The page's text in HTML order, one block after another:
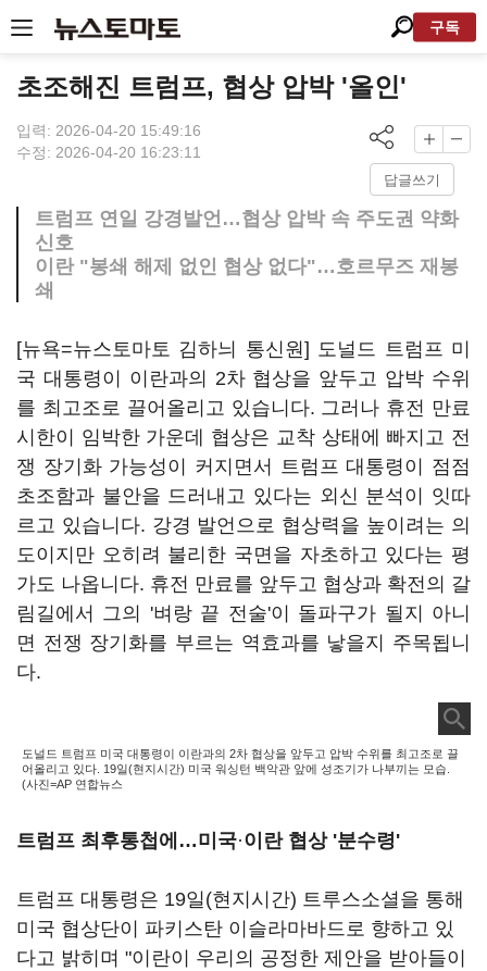
구독
초조해진 트럼프, 협상 압박 '올인'
입력: 2026-04-20 15:49:16
수정: 2026-04-20 16:23:11
답글쓰기
트럼프 연일 강경발언…협상 압박 속 주도권 약화
신호
이란 "봉쇄 해제 없인 협상 없다"…호르무즈 재봉
쇄
[뉴욕=뉴스토마토 김하늬 통신원] 도널드 트럼프 미
국 대통령이 이란과의 2차 협상을 앞두고 압박 수위
를 최고조로 끌어올리고 있습니다. 그러나 휴전 만료
시한이 임박한 가운데 협상은 교착 상태에 빠지고 전
쟁 장기화 가능성이 커지면서 트럼프 대통령이 점점
초조함과 불안을 드러내고 있다는 외신 분석이 잇따
르고 있습니다. 강경 발언으로 협상력을 높이려는 의
도이지만 오히려 불리한 국면을 자초하고 있다는 평
가도 나옵니다. 휴전 만료를 앞두고 협상과 확전의 갈
림길에서 그의 '벼랑 끝 전술'이 돌파구가 될지 아니
면 전쟁 장기화를 부르는 역효과를 낳을지 주목됩니
다.
도널드 트럼프 미국 대통령이 이란과의 2차 협상을 앞두고 압박 수위를 최고조로 끌
어올리고 있다. 19일(현지시간) 미국 워싱턴 백악관 앞에 성조기가 나부끼는 모습.
(사진=AP 연합뉴스
트럼프 최후통첩에…미국·이란 협상 '분수령'
트럼프 대통령은 19일(현지시간) 트루스소셜을 통해
미국 협상단이 파키스탄 이슬라마바드로 향하고 있
다고 밝히며 "이란이 우리의 공정한 제안을 받아들이